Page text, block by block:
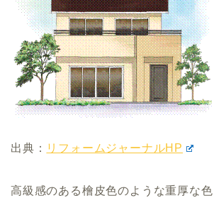
出典： リフォームジャーナルHP
高級感のある檜皮色のような重厚な